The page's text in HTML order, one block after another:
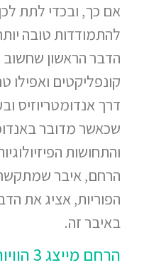
אם כך, ובכדי לתת
להתמודדות טובה
הדבר הראשון שחשוב
קונפליקטים ואפילו
דרך אנדומטריוזיס
שכאשר מדובר
והתחושות
הרחם, איבר
הפוריות, אציג את
באיבר זה.
הרחם מייצג 3 הוויות אצל האישה: